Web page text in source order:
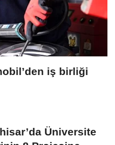
iş birliği
Üniversite